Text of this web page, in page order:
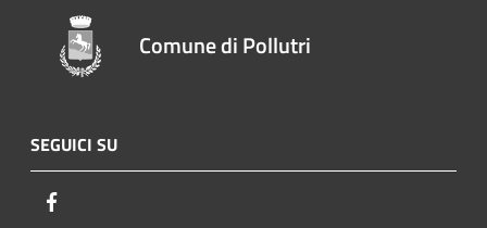
Comune di Pollutri
SEGUICI SU